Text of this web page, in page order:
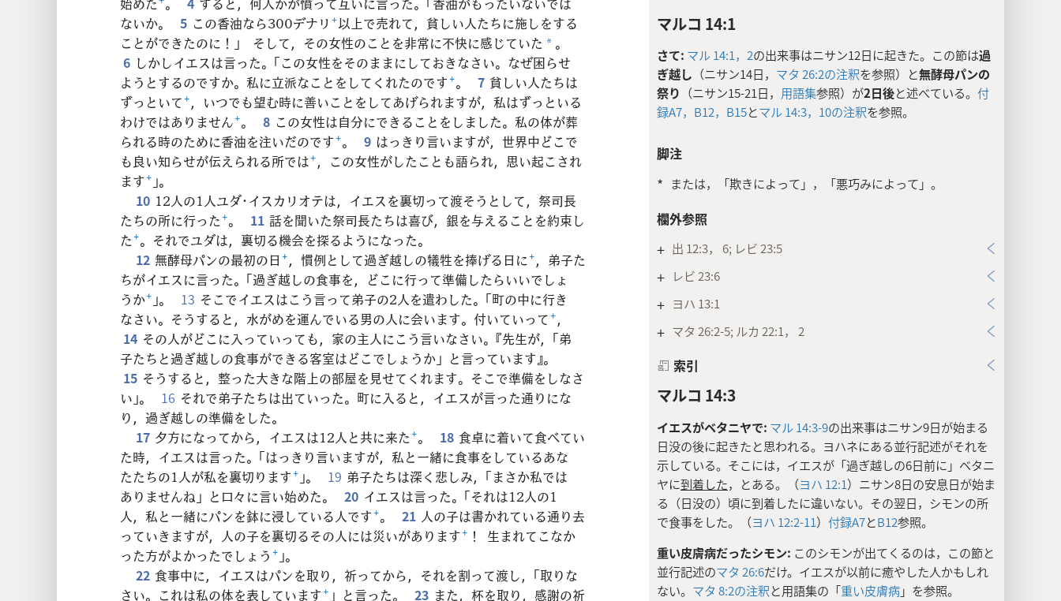
マルコ 14:1
さて: マル 14:1，2の出来事はニサン12日に起きた。この節は過
ぎ越し （ニサン14日， マタ 26:2の注釈を参照）と無酵母パンの
祭り （ニサン15-21日， 用語集参照）が2日後と述べている。 付
録A7， B12， B15とマル 14:3， 10の注釈を参照。
脚注
* または，「欺きによって」，「悪巧みによって」。
欄外参照
+ 出 12:3， 6; レビ 23:5
+ レビ 23:6
+ ヨハ 13:1
+ マタ 26:2-5; ルカ 22:1， 2
索引
マルコ 14:3
イエスがベタニヤで: マル 14:3-9の出来事はニサン9日が始まる
日没の後に起きたと思われる。ヨハネにある並行記述がそれを
示している。そこには，イエスが「過ぎ越しの6日前に」ベタニ
ヤに到着した，とある。（ヨハ 12:1）ニサン8日の安息日が始ま
る（日没の）頃に到着したに違いない。その翌日，シモンの所
で食事をした。（ヨハ 12:2-11） 付録A7とB12参照。
重い皮膚病だったシモン: このシモンが出てくるのは，この節と
並行記述のマタ 26:6だけ。イエスが以前に癒やした人かもしれ
ない。 マタ 8:2の注釈と用語集の「重い皮膚病」を参照。
ないか。
5 この香油なら300デナリ +以上で売れて，貧しい人たちに施しをする
ことができたのに！」 そして，その女性のことを非常に不快に感じていた * 。
6 しかしイエスは言った。「この女性をそのままにしておきなさい。なぜ困らせ
ようとするのですか。私に立派なことをしてくれたのです+。 7 貧しい人たちは
ずっといて+，いつでも望む時に善いことをしてあげられますが，私はずっといる
わけではありません+。 8 この女性は自分にできることをしました。私の体が葬
られる時のために香油を注いだのです+。 9 はっきり言いますが，世界中どこで
も良い知らせが伝えられる所では+，この女性がしたことも語られ，思い起こされ
ます+ 」。
10 12人の1人ユダ･イスカリオテは，イエスを裏切って渡そうとして，祭司長
たちの所に行った+。 11 話を聞いた祭司長たちは喜び，銀を与えることを約束し
た+。それでユダは，裏切る機会を探るようになった。
12 無酵母パンの最初の日+，慣例として過ぎ越しの犠牲を捧げる日に+，弟子た
ちがイエスに言った。「過ぎ越しの食事を，どこに行って準備したらいいでしょ
うか+ 」。 13 そこでイエスはこう言って弟子の2人を遣わした。「町の中に行き
なさい。そうすると，水がめを運んでいる男の人に会います。付いていって+，
14 その人がどこに入っていっても，家の主人にこう言いなさい。『先生が，「弟
子たちと過ぎ越しの食事ができる客室はどこでしょうか」と言っています』。
15 そうすると，整った大きな階上の部屋を見せてくれます。そこで準備をしなさ
い」。
16 それで弟子たちは出ていった。町に入ると，イエスが言った通りにな
り，過ぎ越しの準備をした。
17 夕方になってから，イエスは12人と共に来た+。 18 食卓に着いて食べてい
た時，イエスは言った。「はっきり言いますが，私と一緒に食事をしているあな
たたちの1人が私を裏切ります+ 」。 19 弟子たちは深く悲しみ，「まさか私では
ありませんね」と口々に言い始めた。
20 イエスは言った。「それは12人の1
人，私と一緒にパンを鉢に浸している人です+。 21 人の子は書かれている通り去
っていきますが，人の子を裏切るその人には災いがあります+ ！ 生まれてこなか
った方がよかったでしょう + 」。
22 食事中に，イエスはパンを取り，祈ってから，それを割って渡し，「取りな
さい。これは私の体を表しています+ 」と言った。 23 また，杯を取り，感謝の祈